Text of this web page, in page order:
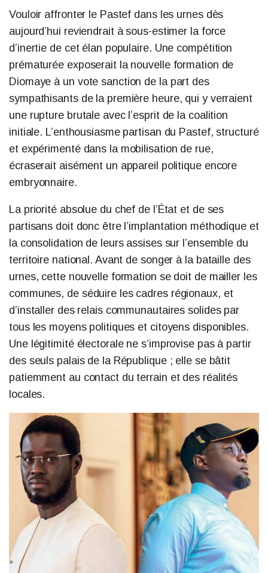
Vouloir affronter le Pastef dans les urnes dès
aujourd’hui reviendrait à sous-estimer la force
d’inertie de cet élan populaire. Une compétition
prématurée exposerait la nouvelle formation de
Diomaye à un vote sanction de la part des
sympathisants de la première heure, qui y verraient
une rupture brutale avec l’esprit de la coalition
initiale. L’enthousiasme partisan du Pastef, structuré
et expérimenté dans la mobilisation de rue,
écraserait aisément un appareil politique encore
embryonnaire.
La priorité absolue du chef de l’État et de ses
partisans doit donc être l’implantation méthodique et
la consolidation de leurs assises sur l’ensemble du
territoire national. Avant de songer à la bataille des
urnes, cette nouvelle formation se doit de mailler les
communes, de séduire les cadres régionaux, et
d’installer des relais communautaires solides par
tous les moyens politiques et citoyens disponibles.
Une légitimité électorale ne s’improvise pas à partir
des seuls palais de la République ; elle se bâtit
patiemment au contact du terrain et des réalités
locales.